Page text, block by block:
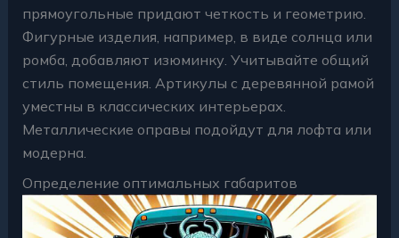
прямоугольные придают четкость и геометрию.
Фигурные изделия, например, в виде солнца или
ромба, добавляют изюминку. Учитывайте общий
стиль помещения. Артикулы с деревянной рамой
уместны в классических интерьерах.
Металлические оправы подойдут для лофта или
модерна.
Определение оптимальных габаритов